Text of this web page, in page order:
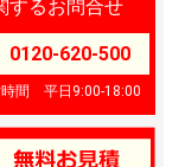
するお問合せ
0120-620-500
時間 平日9:00-18:00